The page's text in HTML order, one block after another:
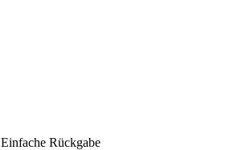
Einfache Rückgabe